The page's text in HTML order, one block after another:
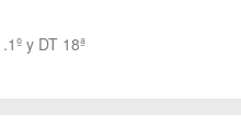
y DT 18ª